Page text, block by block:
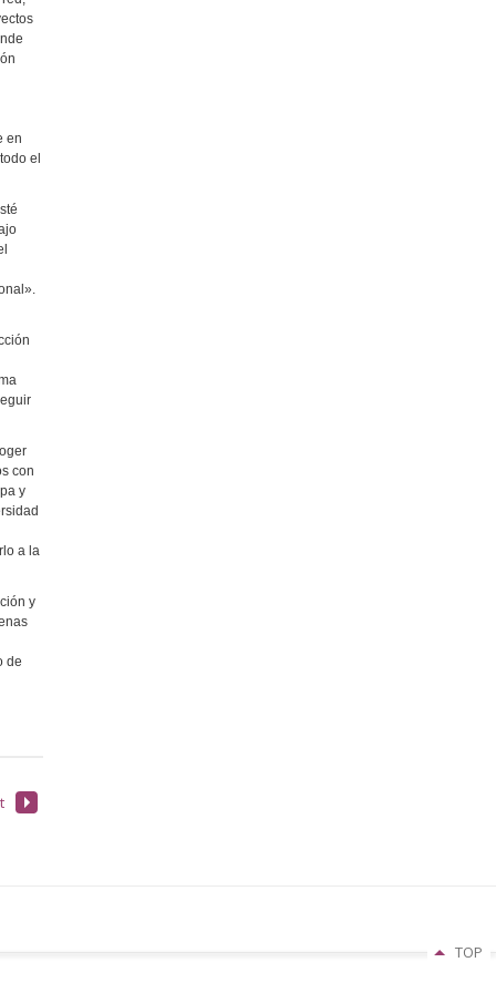
en
el
con
y
a la
y
de
TOP